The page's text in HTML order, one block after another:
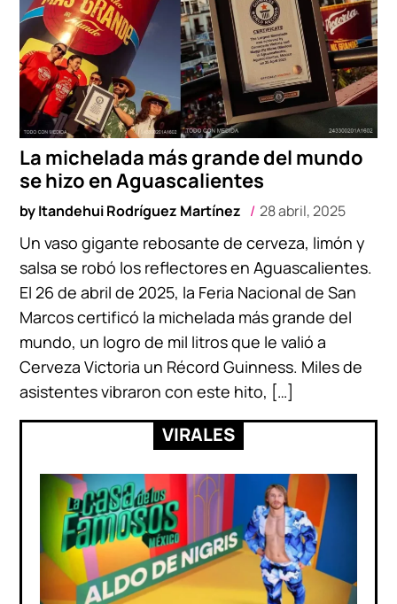
La michelada más grande del mundo
se hizo en Aguascalientes
byItandehui Rodríguez Martínez 28 abril, 2025
Un vaso gigante rebosante de cerveza, limón y
salsa se robó los reflectores en Aguascalientes.
El 26 de abril de 2025, la Feria Nacional de San
Marcos certificó la michelada más grande del
mundo, un logro de mil litros que le valió a
Cerveza Victoria un Récord Guinness. Miles de
asistentes vibraron con este hito, […]
VIRALES